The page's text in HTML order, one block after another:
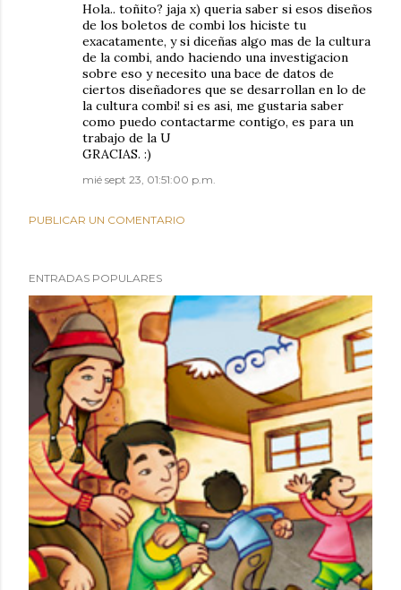
Hola.. toñito? jaja x) queria saber si esos diseños
de los boletos de combi los hiciste tu
exacatamente, y si diceñas algo mas de la cultura
de la combi, ando haciendo una investigacion
sobre eso y necesito una bace de datos de
ciertos diseñadores que se desarrollan en lo de
la cultura combi! si es asi, me gustaria saber
como puedo contactarme contigo, es para un
trabajo de la U
GRACIAS. :)
mié sept 23, 01:51:00 p.m.
PUBLICAR UN COMENTARIO
ENTRADAS POPULARES